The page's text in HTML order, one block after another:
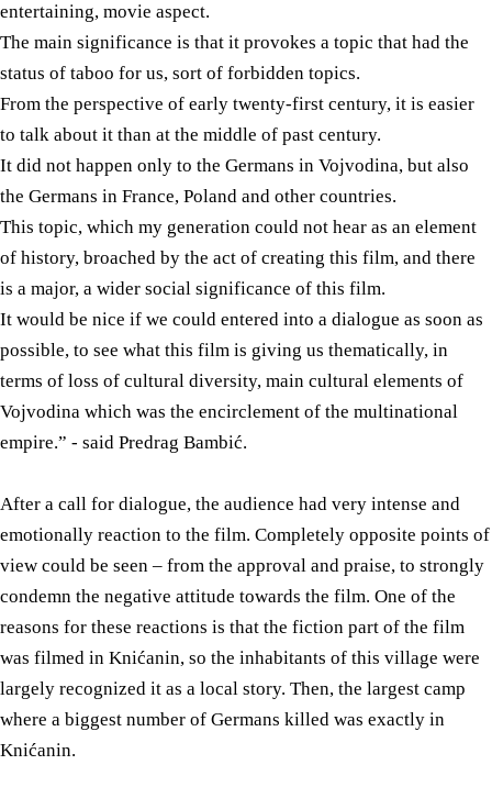
entertaining, movie aspect.
The main significance is that it provokes a topic that had the
status of taboo for us, sort of forbidden topics.
From the perspective of early twenty-first century, it is easier
to talk about it than at the middle of past century.
It did not happen only to the Germans in Vojvodina, but also
the Germans in France, Poland and other countries.
This topic, which my generation could not hear as an element
of history, broached by the act of creating this film, and there
is a major, a wider social significance of this film.
It would be nice if we could entered into a dialogue as soon as
possible, to see what this film is giving us thematically, in
terms of loss of cultural diversity, main cultural elements of
Vojvodina which was the encirclement of the multinational
empire.” - said Predrag Bambić.
After a call for dialogue, the audience had very intense and
emotionally reaction to the film. Completely opposite points of
view could be seen – from the approval and praise, to strongly
condemn the negative attitude towards the film. One of the
reasons for these reactions is that the fiction part of the film
was filmed in Knićanin, so the inhabitants of this village were
largely recognized it as a local story. Then, the largest camp
where a biggest number of Germans killed was exactly in
Knićanin.